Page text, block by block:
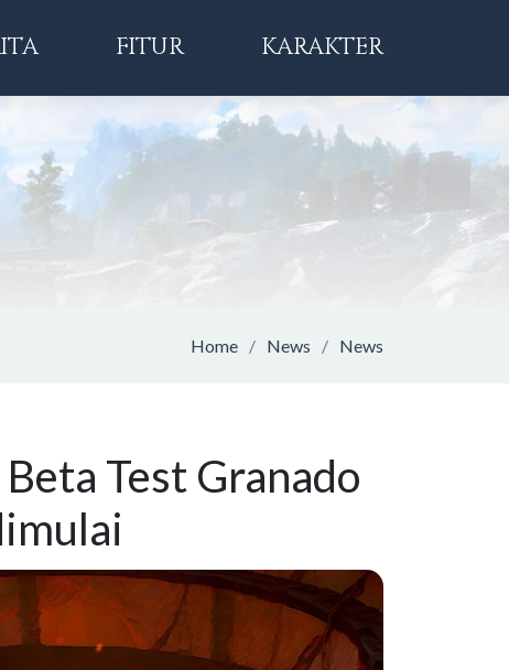
FITUR KARAKTER
Home News News
Test Granado